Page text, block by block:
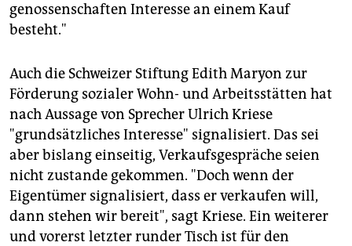
genossenschaften Interesse an einem Kauf
besteht."
Auch die Schweizer Stiftung Edith Maryon zur
Förderung sozialer Wohn- und Arbeitsstätten hat
nach Aussage von Sprecher Ulrich Kriese
"grundsätzliches Interesse" signalisiert. Das sei
aber bislang einseitig, Verkaufsgespräche seien
nicht zustande gekommen. "Doch wenn der
Eigentümer signalisiert, dass er verkaufen will,
dann stehen wir bereit", sagt Kriese. Ein weiterer
und vorerst letzter runder Tisch ist für den